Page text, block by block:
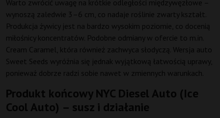
Warto zwrócić uwagę na krótkie odległości międzywęzłowe –
wynoszą zaledwie 3–6 cm, co nadaje roślinie zwarty kształt.
Produkcja żywicy jest na bardzo wysokim poziomie, co docenią
miłośnicy koncentratów. Podobne odmiany w ofercie to m.in.
Cream Caramel, która również zachwyca słodyczą. Wersja auto
Sweet Seeds wyróżnia się jednak wyjątkową łatwością uprawy,
ponieważ dobrze radzi sobie nawet w zmiennych warunkach.
Produkt końcowy NYC Diesel Auto (Ice
Cool Auto) – susz i działanie